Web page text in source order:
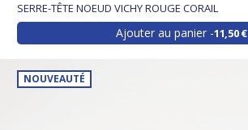
SERRE-TÊTE NOEUD VICHY ROUGE CORAIL
Ajouter au panier 11,50 €
NOUVEAUTÉ